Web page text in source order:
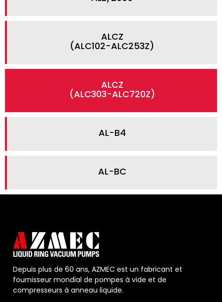
ALCZ
(ALC102-ALC253Z)
ALCZ
(ALC303-ALC720Z)
AL-B4
AL-BC
Depuis plus de 60 ans, AZMEC est un fabricant et
fournisseur mondial de pompes à vide et de
compresseurs à anneau liquide.